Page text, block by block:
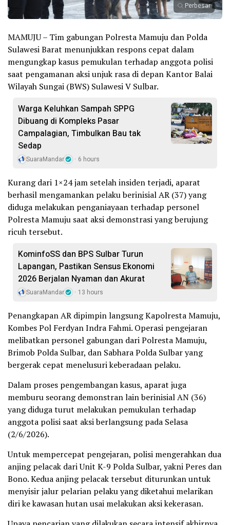
Perbesar
MAMUJU – Tim gabungan Polresta Mamuju dan Polda
Sulawesi Barat menunjukkan respons cepat dalam
mengungkap kasus pemukulan terhadap anggota polisi
saat pengamanan aksi unjuk rasa di depan Kantor Balai
Wilayah Sungai (BWS) Sulawesi V Sulbar.
Warga Keluhkan Sampah SPPG
Dibuang di Kompleks Pasar
Campalagian, Timbulkan Bau tak
Sedap
SuaraMandar 6 hours
Kurang dari 1×24 jam setelah insiden terjadi, aparat
berhasil mengamankan pelaku berinisial AR (37) yang
diduga melakukan penganiayaan terhadap personel
Polresta Mamuju saat aksi demonstrasi yang berujung
ricuh tersebut.
KominfoSS dan BPS Sulbar Turun
Lapangan, Pastikan Sensus Ekonomi
2026 Berjalan Nyaman dan Akurat
SuaraMandar 13 hours
Penangkapan AR dipimpin langsung Kapolresta Mamuju,
Kombes Pol Ferdyan Indra Fahmi. Operasi pengejaran
melibatkan personel gabungan dari Polresta Mamuju,
Brimob Polda Sulbar, dan Sabhara Polda Sulbar yang
bergerak cepat menelusuri keberadaan pelaku.
Dalam proses pengembangan kasus, aparat juga
memburu seorang demonstran lain berinisial AN (36)
yang diduga turut melakukan pemukulan terhadap
anggota polisi saat aksi berlangsung pada Selasa
(2/6/2026).
Untuk mempercepat pengejaran, polisi mengerahkan dua
anjing pelacak dari Unit K-9 Polda Sulbar, yakni Peres dan
Bono. Kedua anjing pelacak tersebut diturunkan untuk
menyisir jalur pelarian pelaku yang diketahui melarikan
diri ke kawasan hutan usai melakukan aksi kekerasan.